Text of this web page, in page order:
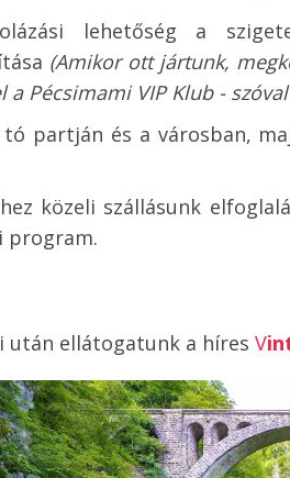
lehetőség a
(Amikor ott jártunk,
a Pécsimami VIP Klub -
tó partján és a városban,
közeli szállásunk
program.
után ellátogatunk a híres V